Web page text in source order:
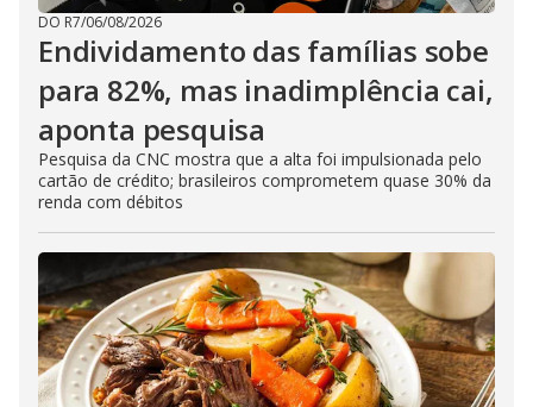
DO R7/06/08/2026
Endividamento das famílias sobe
para 82%, mas inadimplência cai,
aponta pesquisa
Pesquisa da CNC mostra que a alta foi impulsionada pelo
cartão de crédito; brasileiros comprometem quase 30% da
renda com débitos